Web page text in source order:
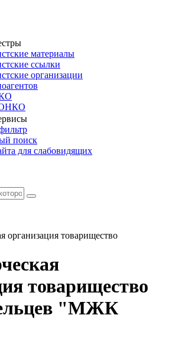
материалы
ссылки
организации
поиск
для слабовидящих
организация товарищество
товарищество
"МЖК